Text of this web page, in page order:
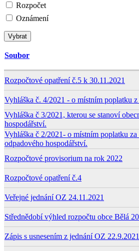
Rozpočet
Oznámení
Soubor
Rozpočtové opatření č.5 k 30.11.2021
Vyhláška č. 4/2021 - o místním poplatku
Vyhláška č 3/2021, kterou se stanoví
hospodářství.
Vyhláška č 2/2021- o místním poplatku za
odpadového hospodářství.
Rozpočtové provisorium na rok 2022
Rozpočtové opatření č.4
Veřejné jednání OZ 24.11.2021
Střednědobí výhled rozpočtu obce Bělá
Zápis s usnesením z jednání OZ 22.9.2021